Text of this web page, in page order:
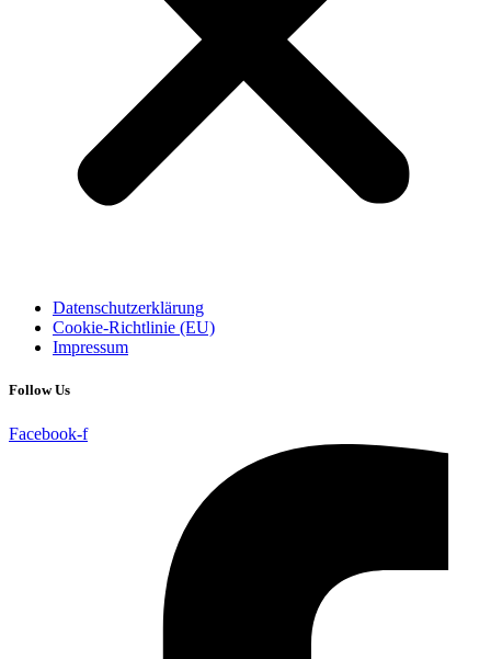
Datenschutzerklärung
Cookie-Richtlinie (EU)
Impressum
Follow Us
Facebook-f